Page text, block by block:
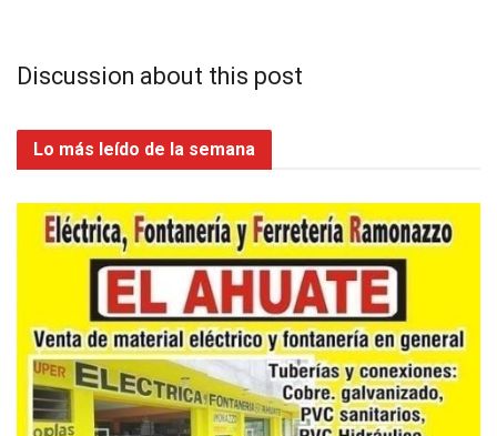
Discussion about this post
Lo más leído de la semana